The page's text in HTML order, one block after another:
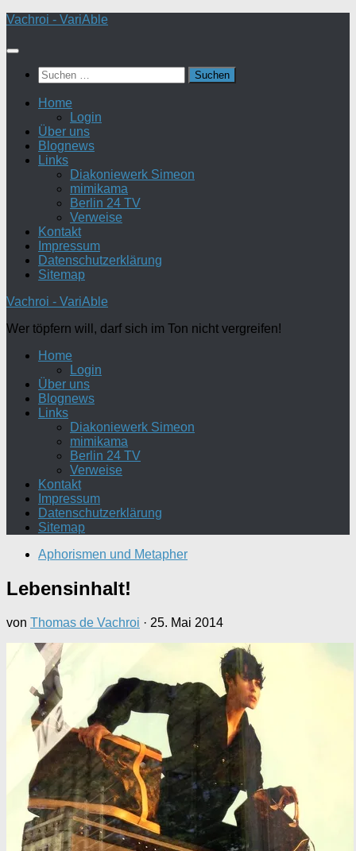
Zum
springen
Vachroi - VariAble
Suchen
nach:
Home
Login
Über uns
Blognews
Links
Diakoniewerk Simeon
mimikama
Berlin 24 TV
Verweise
Kontakt
Impressum
Datenschutzerklärung
Sitemap
Vachroi - VariAble
Wer töpfern will, darf sich im Ton nicht vergreifen!
Home
Login
Über uns
Blognews
Links
Diakoniewerk Simeon
mimikama
Berlin 24 TV
Verweise
Kontakt
Impressum
Datenschutzerklärung
Sitemap
Aphorismen und Metapher
Lebensinhalt!
von Thomas de Vachroi · 25. Mai 2014